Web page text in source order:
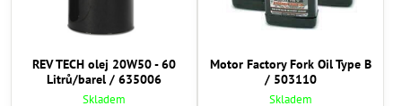
REV TECH olej 20W50 - 60
Litrů/barel / 635006
Skladem
Motor Factory Fork Oil Type B
/ 503110
Skladem